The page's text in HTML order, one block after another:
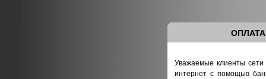
Уважаемые клиенты
интернет с помощью